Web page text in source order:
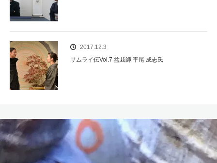
2017.12.3
サムライ伝Vol.7 盆栽師 平尾 成志氏